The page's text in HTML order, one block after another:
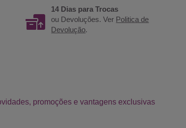
14 Dias para Trocas
ou Devoluções. Ver Politica de
Devolução.